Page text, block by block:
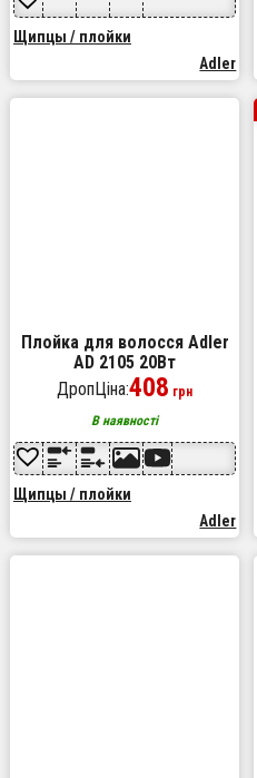
Щипцы / плойки
Adler
Плойка для волосся Adler
AD 2105 20Вт
ДропЦіна:408 грн
В наявності
Щипцы / плойки
Adler